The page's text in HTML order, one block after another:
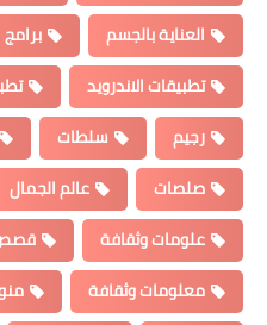
العناية بالجسم
تطبيقات الاندرويد
رجيم
سلطات
صلصات
عالم الجمال
علومات وثقافة
معلومات وثقافة